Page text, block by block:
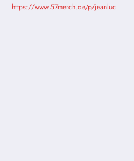
https://www.57merch.de/p/jeanluc